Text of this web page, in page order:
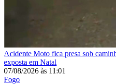
Acidente Moto fica presa sob
exposta em Natal
07/08/2026 às 11:01
Fogo